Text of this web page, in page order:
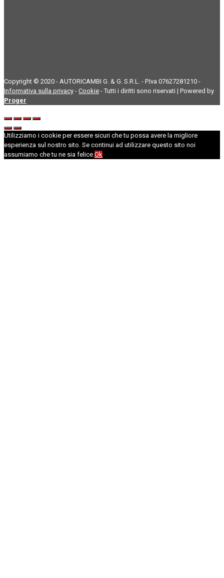
Copyright © 2020 - AUTORICAMBI G. & G. S.R.L. - P.Iva 07627281210 -
Informativa sulla privacy - Cookie - Tutti i diritti sono riservati | Powered by
Proger
Utilizziamo i cookie per essere sicuri che tu possa avere la migliore
esperienza sul nostro sito. Se continui ad utilizzare questo sito noi
assumiamo che tu ne sia felice.Ok